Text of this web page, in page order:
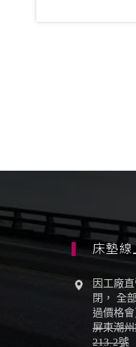
床墊
因工廠
閉， 全
過價格
屏東潮
213-2號